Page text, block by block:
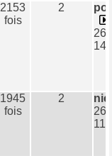
2153
fois
2
26/
1945
fois
2
26/